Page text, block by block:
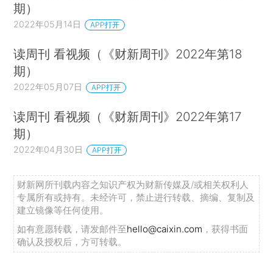
期）
2022年05月14日 APP打开
读周刊 看视频（《财新周刊》2022年第18
期）
2022年05月07日 APP打开
读周刊 看视频（《财新周刊》2022年第17
期）
2022年04月30日 APP打开
财新网所刊载内容之知识产权为财新传媒及/或相关权利人
专属所有或持有。未经许可，禁止进行转载、摘编、复制及
建立镜像等任何使用。
如有意愿转载，请发邮件至hello@caixin.com ，获得书面
确认及授权后，方可转载。